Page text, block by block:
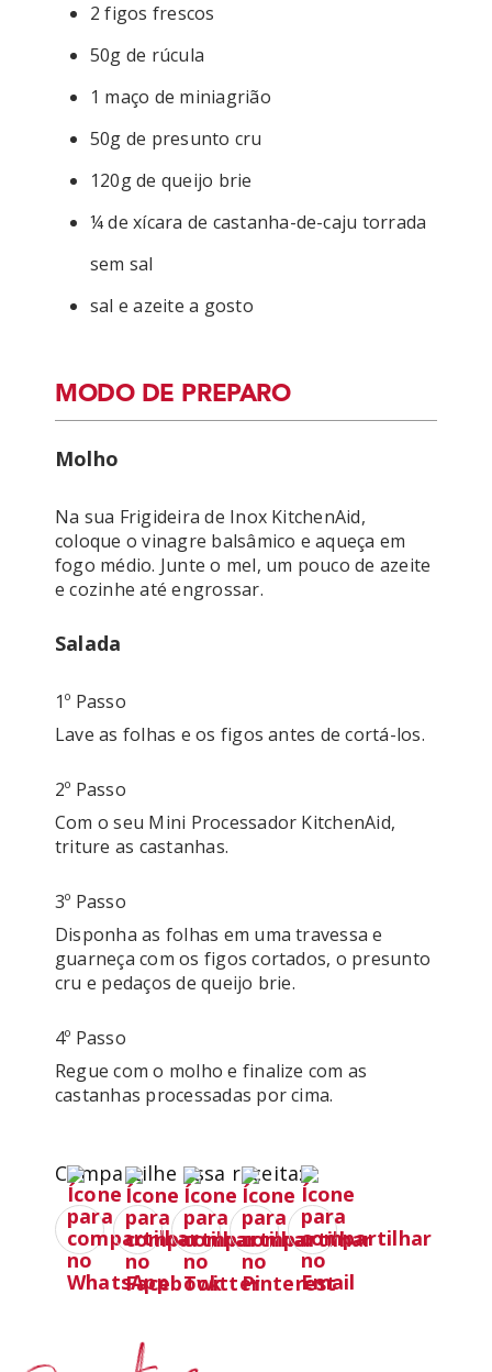
2 figos frescos
50g de rúcula
1 maço de miniagrião
50g de presunto cru
120g de queijo brie
¼ de xícara de castanha-de-caju torrada
sem sal
sal e azeite a gosto
MODO DE PREPARO
Molho
Na sua Frigideira de Inox KitchenAid,
coloque o vinagre balsâmico e aqueça em
fogo médio. Junte o mel, um pouco de azeite
Salada
1º Passo
Lave as folhas e os figos antes de cortá-los.
2º Passo
Com o seu Mini Processador KitchenAid,
triture as castanhas.
3º Passo
Disponha as folhas em uma travessa e
guarneça com os figos cortados, o presunto
cru e pedaços de queijo brie.
4º Passo
Regue com o molho e finalize com as
castanhas processadas por cima.
Compartilhe essa receita: